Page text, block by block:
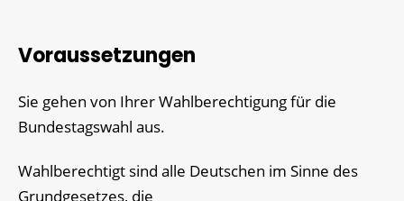
Voraussetzungen
Sie gehen von Ihrer Wahlberechtigung für die
Bundestagswahl aus.
Wahlberechtigt sind alle Deutschen im Sinne des
Grundgesetzes, die